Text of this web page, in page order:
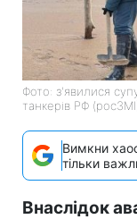
Фото: з'явилися
танкерів РФ
Вимкни
тільки
Внаслідок